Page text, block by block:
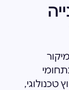
טכנולוגי,